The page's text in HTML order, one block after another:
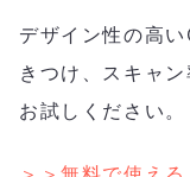
デザイン性の高
きつけ、スキャ
お試しください。